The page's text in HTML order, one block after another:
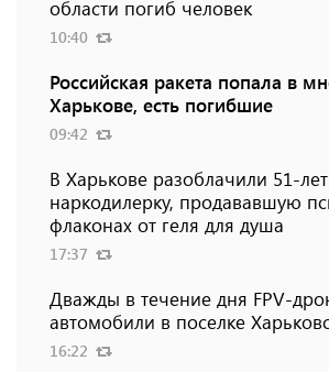
области погиб человек
10:40
Российская ракета попала в
Харькове, есть погибшие
09:42
В Харькове разоблачили 51-
наркодилерку, продававшую
флаконах от геля для душа
17:37
Дважды в течение дня FPV-
автомобили в поселке
16:22